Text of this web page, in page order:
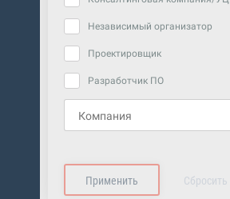
Независимый организатор
Проектировщик
Разработчик ПО